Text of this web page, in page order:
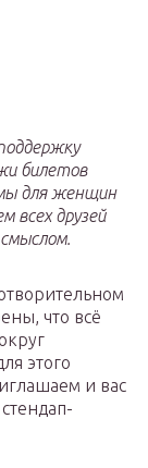
билетов
для женщин
всех друзей
что всё
этого
и вас